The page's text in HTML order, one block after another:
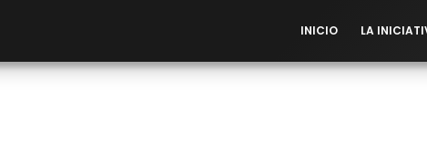
INICIO LA